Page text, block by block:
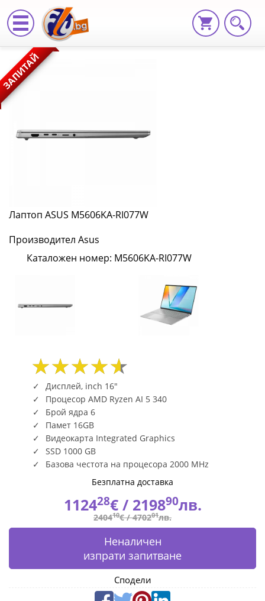
Лаптоп
ASUS
RI077W
M5606KA-
Fly.bg
ЗАПИТАЙ
Лаптоп ASUS M5606KA-RI077W
Производител Asus
Каталожен номер: M5606KA-RI077W
Дисплей, inch 16"
Процесор AMD Ryzen AI 5 340
Брой ядра 6
Памет 16GB
Видеокарта Integrated Graphics
SSD 1000 GB
Базова честота на процесора 2000 MHz
Безплатна доставка
112428€ / 219890лв.
240410€ /470201лв.
Неналичен
изпрати запитване
Сподели